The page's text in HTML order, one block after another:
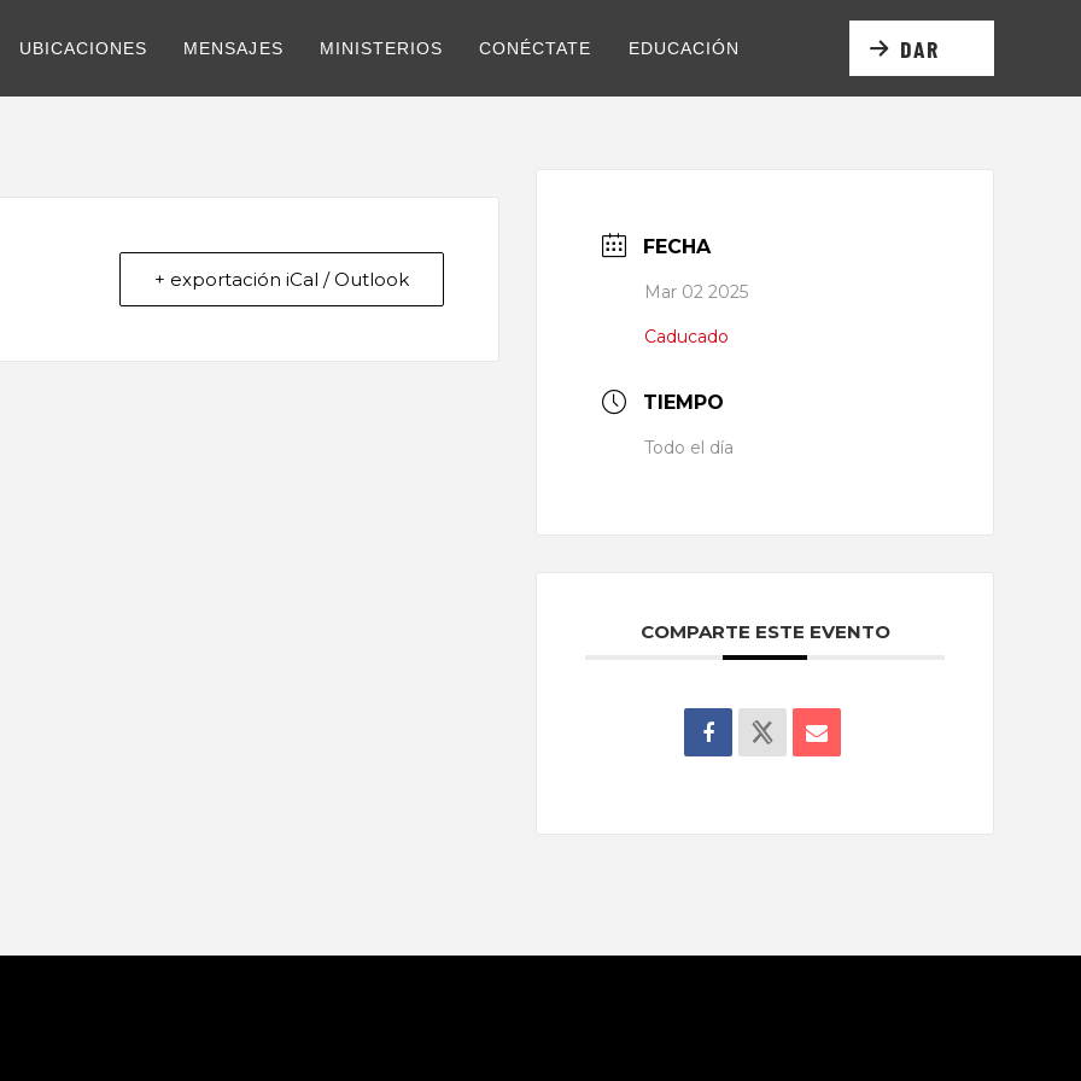
UBICACIONES MENSAJES MINISTERIOS CONÉCTATE EDUCACIÓN DAR
+ exportación iCal / Outlook
FECHA
Mar 02 2025
Caducado
TIEMPO
Todo el día
COMPARTE ESTE EVENTO